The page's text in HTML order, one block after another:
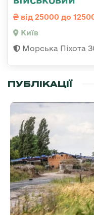
від 25000 до
Київ
Морська Піхота
ПУБЛІКАЦІЇ